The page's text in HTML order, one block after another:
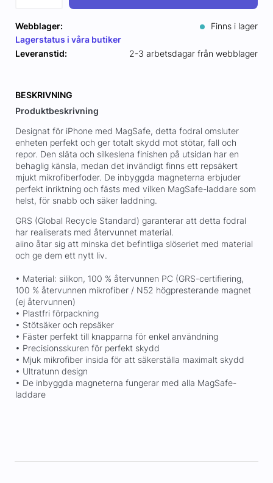
Webblager:
Finns i lager
Lagerstatus i våra butiker
Leveranstid:
2-3 arbetsdagar från webblager
BESKRIVNING
Produktbeskrivning
Designat för iPhone med MagSafe, detta fodral omsluter
enheten perfekt och ger totalt skydd mot stötar, fall och
repor. Den släta och silkeslena finishen på utsidan har en
behaglig känsla, medan det invändigt finns ett repsäkert
mjukt mikrofiberfoder. De inbyggda magneterna erbjuder
perfekt inriktning och fästs med vilken MagSafe-laddare som
helst, för snabb och säker laddning.
GRS (Global Recycle Standard) garanterar att detta fodral
har realiserats med återvunnet material.
aiino åtar sig att minska det befintliga slöseriet med material
och ge dem ett nytt liv.
• Material: silikon, 100 % återvunnen PC (GRS-certifiering,
100 % återvunnen mikrofiber / N52 högpresterande magnet
(ej återvunnen)
• Plastfri förpackning
• Stötsäker och repsäker
• Fäster perfekt till knapparna för enkel användning
• Precisionsskuren för perfekt skydd
• Mjuk mikrofiber insida för att säkerställa maximalt skydd
• Ultratunn design
• De inbyggda magneterna fungerar med alla MagSafe-
laddare